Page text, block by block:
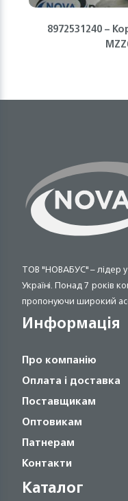
8972531240 –
ТОВ "НОВАБУС" – лідер у
Україні. Понад 7 років
пропонуючи широкий
Информація
Про компанію
Оплата і доставка
Поставщикам
Оптовикам
Патнерам
Контакти
Каталог